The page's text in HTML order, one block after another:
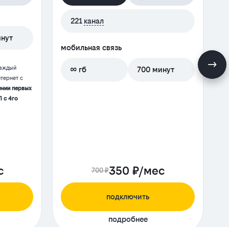
с
первых
с 4го
221 канал
мобильная связь
∞ гб 700 минут
700 ₽350 ₽/мес
подключить
подробнее